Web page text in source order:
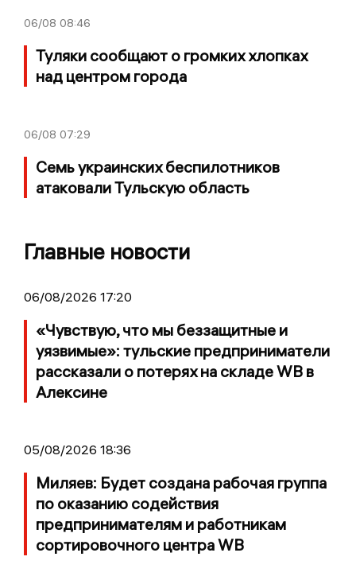
06/08 08:46
Туляки сообщают о громких хлопках
над центром города
06/08 07:29
Семь украинских беспилотников
атаковали Тульскую область
Главные новости
06/08/2026 17:20
«Чувствую, что мы беззащитные и
уязвимые»: тульские предприниматели
рассказали о потерях на складе WB в
Алексине
05/08/2026 18:36
Миляев: Будет создана рабочая группа
по оказанию содействия
предпринимателям и работникам
сортировочного центра WB